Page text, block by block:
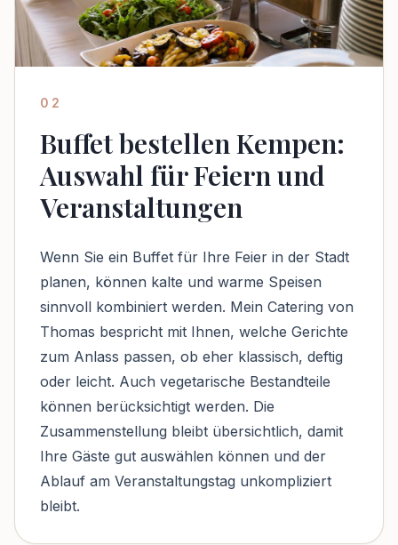
02
Buffet bestellen Kempen:
Auswahl für Feiern und
Veranstaltungen
Wenn Sie ein Buffet für Ihre Feier in der Stadt
planen, können kalte und warme Speisen
sinnvoll kombiniert werden. Mein Catering von
Thomas bespricht mit Ihnen, welche Gerichte
zum Anlass passen, ob eher klassisch, deftig
oder leicht. Auch vegetarische Bestandteile
können berücksichtigt werden. Die
Zusammenstellung bleibt übersichtlich, damit
Ihre Gäste gut auswählen können und der
Ablauf am Veranstaltungstag unkompliziert
bleibt.